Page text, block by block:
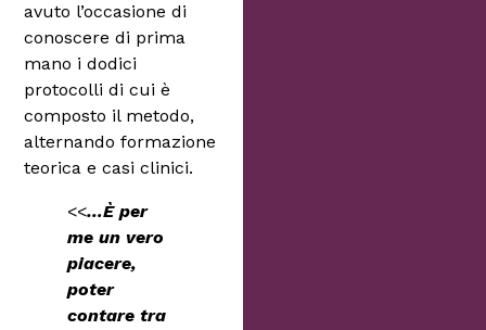
avuto l’occasione di
conoscere di prima
mano i dodici
protocolli di cui è
composto il metodo,
alternando formazione
teorica e casi clinici.
<<…È per
me un vero
piacere,
poter
contare tra